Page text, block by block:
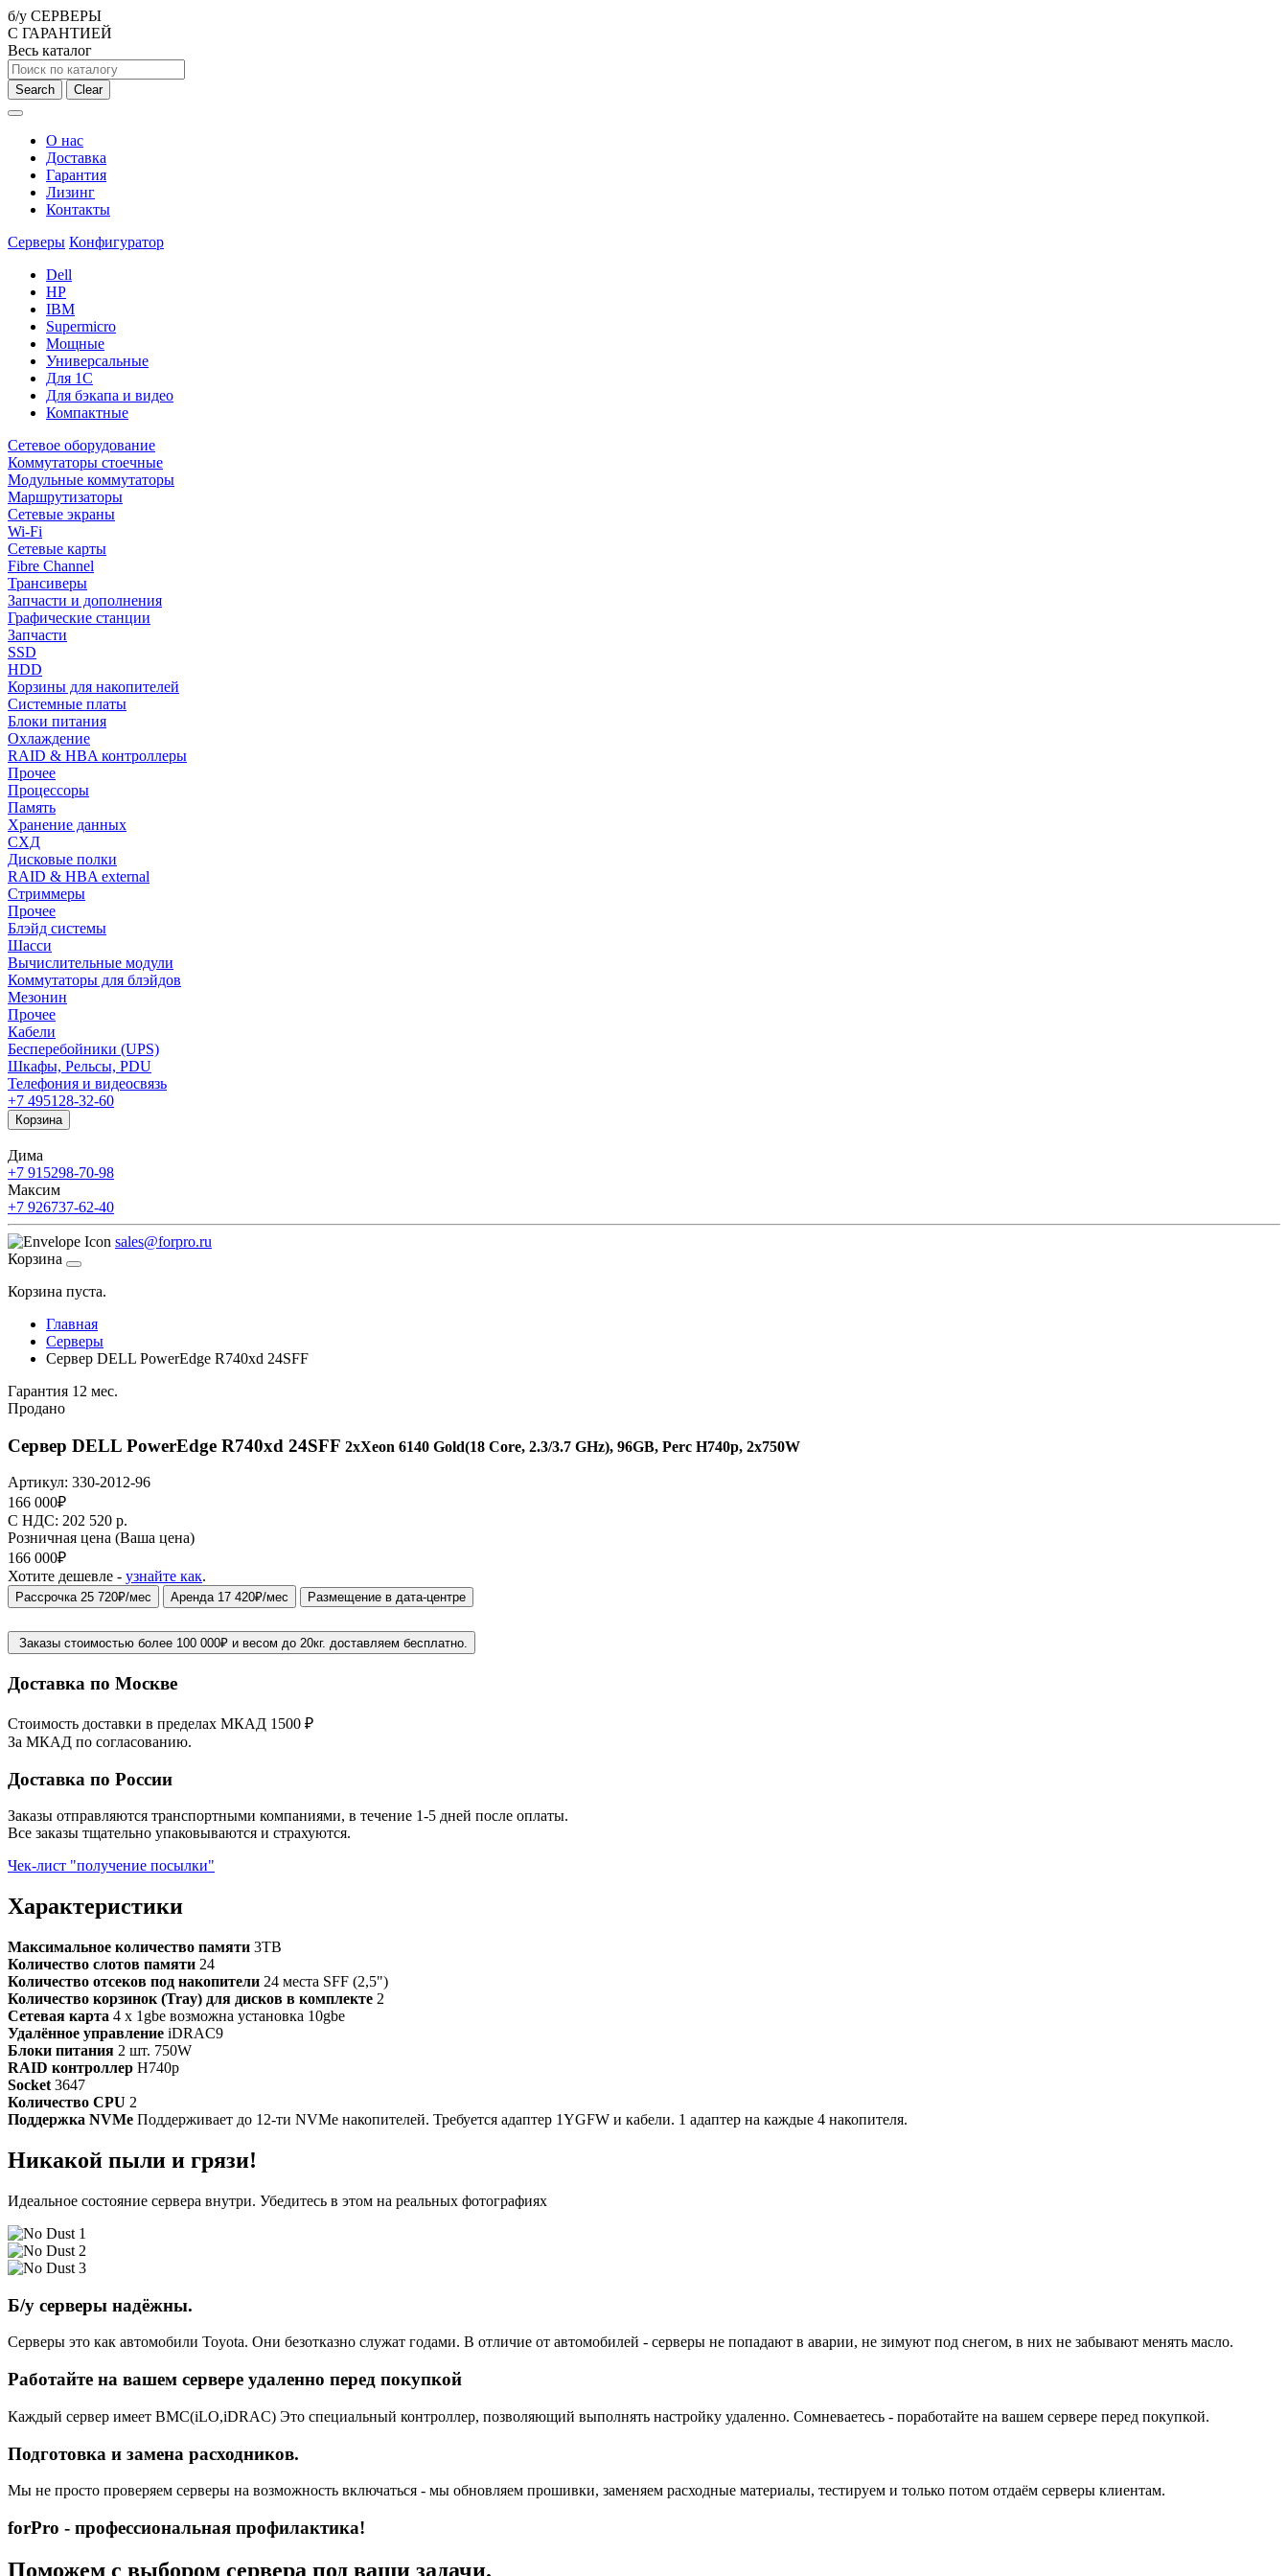
б/у СЕРВЕРЫ
С ГАРАНТИЕЙ
Весь каталог
Search Clear
О нас
Доставка
Гарантия
Лизинг
Контакты
Серверы Конфигуратор
Dell
HP
IBM
Supermicro
Мощные
Универсальные
Для 1С
Для бэкапа и видео
Компактные
Сетевое оборудование
Коммутаторы стоечные
Модульные коммутаторы
Маршрутизаторы
Сетевые экраны
Wi-Fi
Сетевые карты
Fibre Channel
Трансиверы
Запчасти и дополнения
Графические станции
Запчасти
SSD
HDD
Корзины для накопителей
Системные платы
Блоки питания
Охлаждение
RAID & HBA контроллеры
Прочее
Процессоры
Память
Хранение данных
СХД
Дисковые полки
RAID & HBA external
Стриммеры
Прочее
Блэйд системы
Шасси
Вычислительные модули
Коммутаторы для блэйдов
Мезонин
Прочее
Кабели
Бесперебойники (UPS)
Шкафы, Рельсы, PDU
Телефония и видеосвязь
+7 495128-32-60
Корзина
Дима
+7 915298-70-98
Максим
+7 926737-62-40
sales@forpro.ru
Корзина
Корзина пуста.
Главная
Серверы
Сервер DELL PowerEdge R740xd 24SFF
Гарантия 12 мес.
Продано
Сервер DELL PowerEdge R740xd 24SFF 2xXeon 6140 Gold(18 Core, 2.3/3.7 GHz), 96GB, Perc H740p, 2x750W
Артикул: 330-2012-96
166 000₽
C НДС: 202 520 р.
Розничная цена (Ваша цена)
166 000₽
Хотите дешевле - узнайте как.
Рассрочка 25 720₽/мес Аренда 17 420₽/мес Размещение в дата-центре
Заказы стоимостью более 100 000₽ и весом до 20кг. доставляем бесплатно.
Доставка по Москве
Стоимость доставки в пределах МКАД 1500 ₽
За МКАД по согласованию.
Доставка по России
Заказы отправляются транспортными компаниями, в течение 1-5 дней после оплаты.
Все заказы тщательно упаковываются и страхуются.
Чек-лист "получение посылки"
Характеристики
Максимальное количество памяти 3TB
Количество слотов памяти 24
Количество отсеков под накопители 24 места SFF (2,5")
Количество корзинок (Tray) для дисков в комплекте 2
Сетевая карта 4 x 1gbe возможна установка 10gbe
Удалённое управление iDRAC9
Блоки питания 2 шт. 750W
RAID контроллер H740p
Socket 3647
Количество CPU 2
Поддержка NVMe Поддерживает до 12-ти NVMe накопителей. Требуется адаптер 1YGFW и кабели. 1 адаптер на каждые 4 накопителя.
Никакой пыли и грязи!
Идеальное состояние сервера внутри. Убедитесь в этом на реальных фотографиях
Б/у серверы надёжны.
Серверы это как автомобили Toyota. Они безотказно служат годами. В отличие от автомобилей - серверы не попадают в аварии, не зимуют под снегом, в них не забывают менять масло.
Работайте на вашем сервере удаленно перед покупкой
Каждый сервер имеет BMC(iLO,iDRAC) Это специальный контроллер, позволяющий выполнять настройку удаленно. Сомневаетесь - поработайте на вашем сервере перед покупкой.
Подготовка и замена расходников.
Мы не просто проверяем серверы на возможность включаться - мы обновляем прошивки, заменяем расходные материалы, тестируем и только потом отдаём серверы клиентам.
forPro - профессиональная профилактика!
Поможем с выбором сервера под ваши задачи.